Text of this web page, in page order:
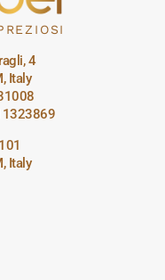
4
Italy
1323869
Italy